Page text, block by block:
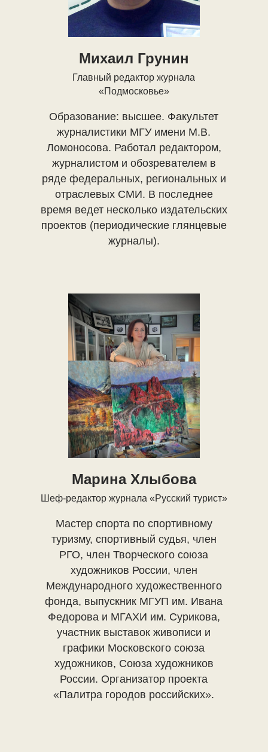
Михаил Грунин
Главный редактор журнала
«Подмосковье»
Образование: высшее. Факультет
журналистики МГУ имени М.В.
Ломоносова. Работал редактором,
журналистом и обозревателем в
ряде федеральных, региональных и
отраслевых СМИ. В последнее
время ведет несколько издательских
проектов (периодические глянцевые
журналы).
Марина Хлыбова
Шеф-редактор журнала «Русский турист»
Мастер спорта по спортивному
туризму, спортивный судья, член
РГО, член Творческого союза
художников России, член
Международного художественного
фонда, выпускник МГУП им. Ивана
Федорова и МГАХИ им. Сурикова,
участник выставок живописи и
графики Московского союза
художников, Союза художников
России. Организатор проекта
«Палитра городов российских».